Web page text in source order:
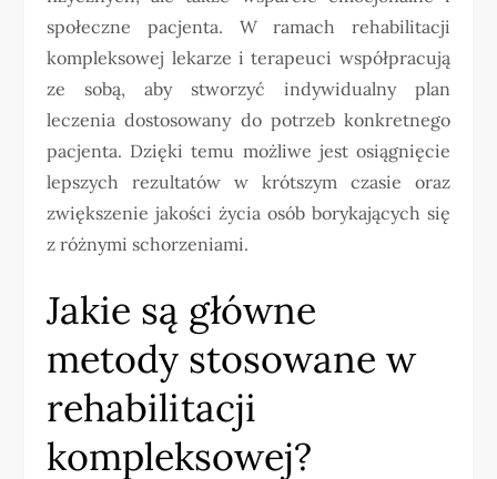
społeczne pacjenta. W ramach rehabilitacji
kompleksowej lekarze i terapeuci współpracują
ze sobą, aby stworzyć indywidualny plan
leczenia dostosowany do potrzeb konkretnego
pacjenta. Dzięki temu możliwe jest osiągnięcie
lepszych rezultatów w krótszym czasie oraz
zwiększenie jakości życia osób borykających się
z różnymi schorzeniami.
Jakie są główne
metody stosowane w
rehabilitacji
kompleksowej?